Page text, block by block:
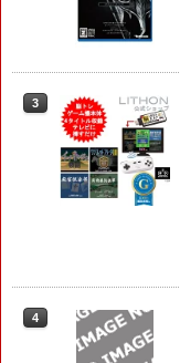
3
4
3
4